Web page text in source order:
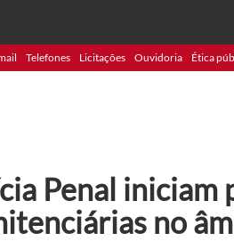
Telefones Licitações Ouvidoria Ética
Penal
no